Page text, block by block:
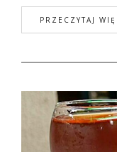
PRZECZYTAJ